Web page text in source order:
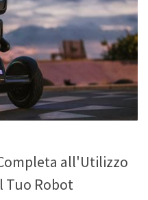
all'Utilizzo
Tuo Robot